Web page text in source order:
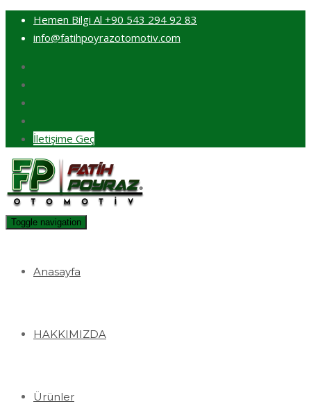
Hemen Bilgi Al +90 543 294 92 83
info@fatihpoyrazotomotiv.com
İletişime Geç
Toggle navigation
Anasayfa
HAKKIMIZDA
Ürünler